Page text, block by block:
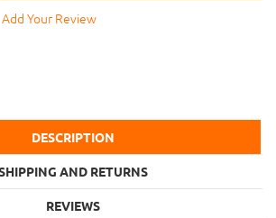
Add Your Review
DESCRIPTION
AND RETURNS
REVIEWS